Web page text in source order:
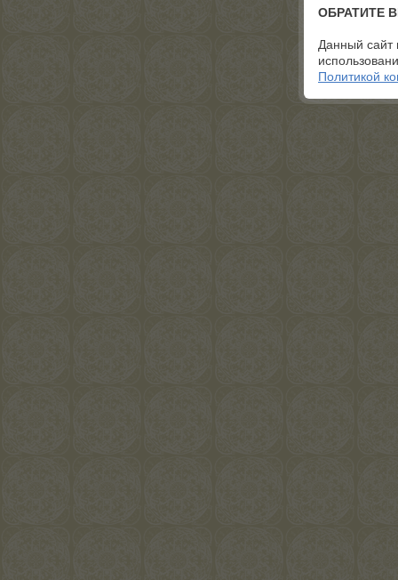
ОБРАТИТЕ
Данный сайт
Политикой